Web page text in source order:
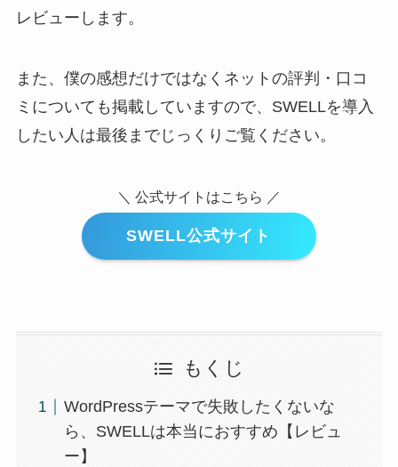
レビューします。
また、僕の感想だけではなくネットの評判・口コ
ミについても掲載していますので、SWELLを導入
したい人は最後までじっくりご覧ください。
＼ 公式サイトはこちら ／
SWELL公式サイト
もくじ
WordPressテーマで失敗したくないな
ら、SWELLは本当におすすめ【レビュ
ー】